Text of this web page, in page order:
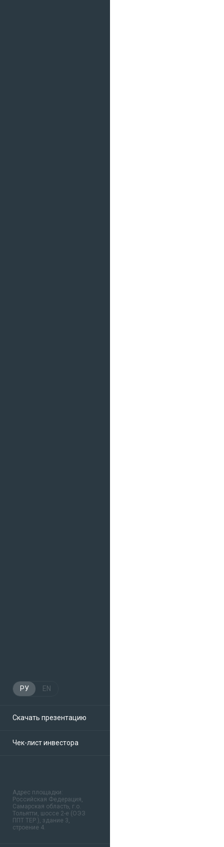
РУ EN
Скачать презентацию
Чек-лист инвестора
Адрес площадки:
Российская Федерация,
Самарская область, г.о.
Тольятти, шоссе 2-е (ОЭЗ
ППТ ТЕР.), здание 3,
строение 4.